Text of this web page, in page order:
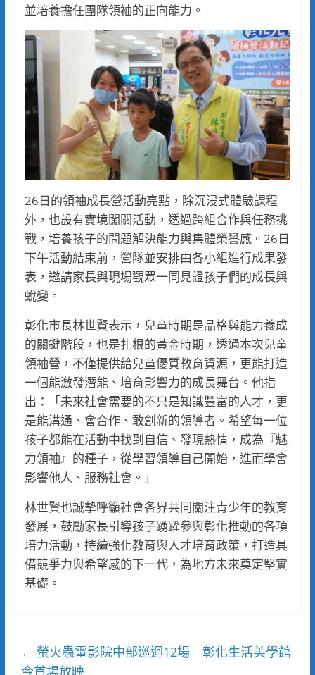
並培養擔任團隊領袖的正向能力。
26日的領袖成長營活動亮點，除沉浸式體驗課程
外，也設有實境闖關活動，透過跨組合作與任務挑
戰，培養孩子的問題解決能力與集體榮譽感。26日
下午活動結束前，營隊並安排由各小組進行成果發
表，邀請家長與現場觀眾一同見證孩子們的成長與
蛻變。
彰化市長林世賢表示，兒童時期是品格與能力養成
的關鍵階段，也是扎根的黃金時期，透過本次兒童
領袖營，不僅提供給兒童優質教育資源，更能打造
一個能激發潛能、培育影響力的成長舞台。他指
出：「未來社會需要的不只是知識豐富的人才，更
是能溝通、會合作、敢創新的領導者。希望每一位
孩子都能在活動中找到自信、發現熱情，成為『魅
力領袖』的種子，從學習領導自己開始，進而學會
影響他人、服務社會。」
林世賢也誠摯呼籲社會各界共同關注青少年的教育
發展，鼓勵家長引導孩子踴躍參與彰化推動的各項
培力活動，持續強化教育與人才培育政策，打造具
備競爭力與希望感的下一代，為地方未來奠定堅實
基礎。
← 螢火蟲電影院中部巡迴12場 彰化生活美學館
今首場放映